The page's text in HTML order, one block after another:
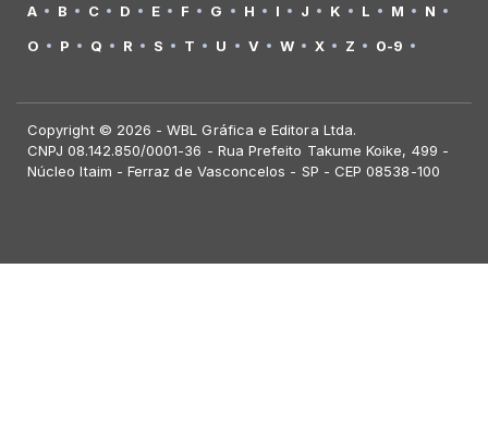
A B C D E F G H I J K L M
N
O
P Q R S T U V W X Z 0-9
Copyright © 2026 - WBL Gráfica e Editora Ltda.
CNPJ 08.142.850/0001-36 - Rua Prefeito Takume Koike, 499 -
Núcleo Itaim - Ferraz de Vasconcelos - SP - CEP 08538-100